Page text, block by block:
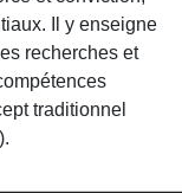
Il y enseigne
recherches et
traditionnel